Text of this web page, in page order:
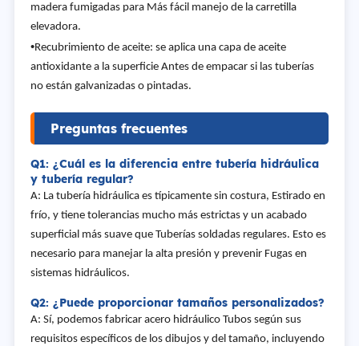
madera fumigadas para Más fácil manejo de la carretilla
elevadora.
•Recubrimiento de aceite: se aplica una capa de aceite
antioxidante a la superficie Antes de empacar si las tuberías
no están galvanizadas o pintadas.
Preguntas frecuentes
Q1: ¿Cuál es la diferencia entre tubería hidráulica
y tubería regular?
A: La tubería hidráulica es típicamente sin costura, Estirado en
frío, y tiene tolerancias mucho más estrictas y un acabado
superficial más suave que Tuberías soldadas regulares. Esto es
necesario para manejar la alta presión y prevenir Fugas en
sistemas hidráulicos.
Q2: ¿Puede proporcionar tamaños personalizados?
A: Sí, podemos fabricar acero hidráulico Tubos según sus
requisitos específicos de los dibujos y del tamaño, incluyendo